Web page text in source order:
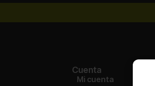
Cuenta
Mi cuenta